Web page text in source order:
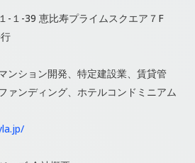
-１-39 恵⽐寿プライムスクエア７F
ンション開発、特定建設業、賃貸管
ァンディング、ホテルコンドミニアム